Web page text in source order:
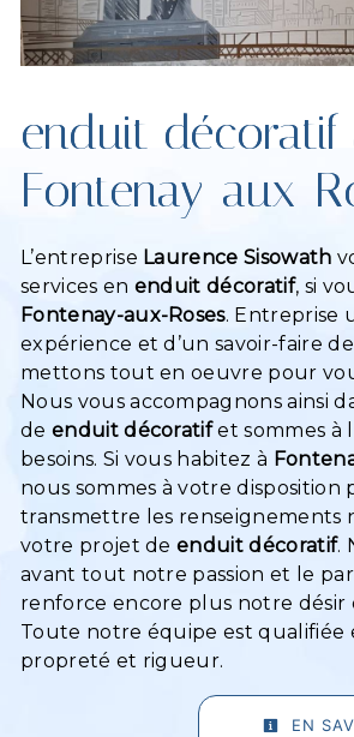
enduit décoratif
Fontenay-aux-
L’entreprise Laurence Sisowath
services en enduit décoratif, si
Fontenay-aux-Roses. Entreprise
expérience et d’un savoir-faire
mettons tout en oeuvre pour
Nous vous accompagnons ainsi
de enduit décoratifet sommes à
besoins. Si vous habitez à
nous sommes à votre disposition
transmettre les renseignements
votre projet deenduit décoratif.
avant tout notre passion et le
renforce encore plus notre désir
Toute notre équipe est qualifiée
propreté et rigueur.
EN